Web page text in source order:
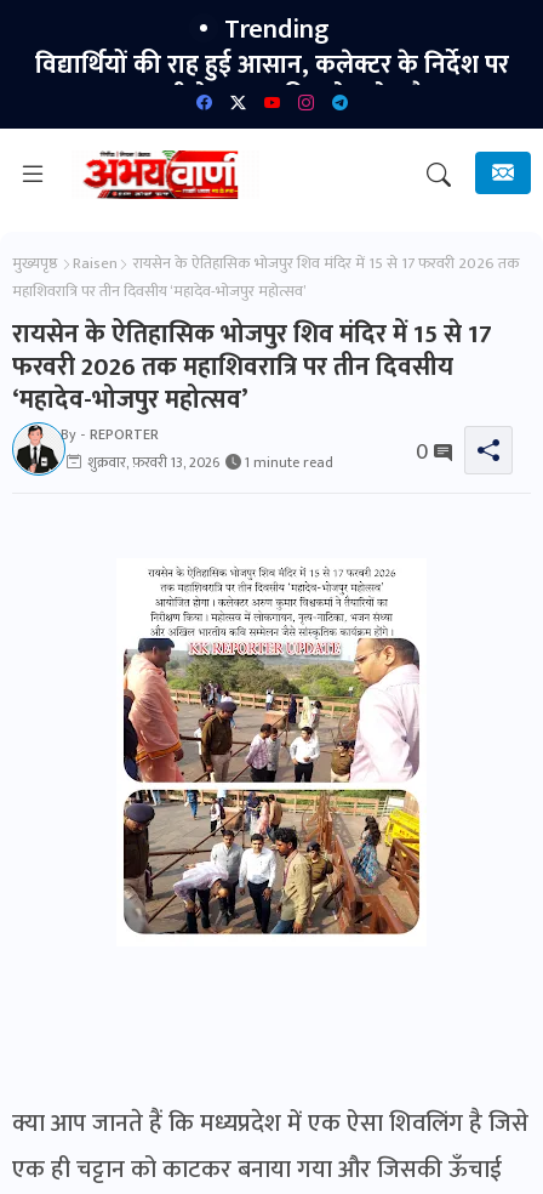
Trending
विद्यार्थियों की राह हुई आसान, कलेक्टर के निर्देश पर
बुदबुदा-नदीटोला पुल की एप्रोच रोड तैयार।
कलेक्टर एवं बैंक प्रशासक कुमार सत्यम से जिला सहकारी
बैंक अधिकारियों की सौजन्य भेंट।
मुख्यपृष्ठ Raisen रायसेन के ऐतिहासिक भोजपुर शिव मंदिर में 15 से 17 फरवरी 2026 तक
महाशिवरात्रि पर तीन दिवसीय ‘महादेव-भोजपुर महोत्सव’
रायसेन के ऐतिहासिक भोजपुर शिव मंदिर में 15 से 17
फरवरी 2026 तक महाशिवरात्रि पर तीन दिवसीय
‘महादेव-भोजपुर महोत्सव’
By - REPORTER
शुक्रवार, फ़रवरी 13, 2026
1 minute read 0
क्या आप जानते हैं कि मध्यप्रदेश में एक ऐसा शिवलिंग है जिसे
एक ही चट्टान को काटकर बनाया गया और जिसकी ऊँचाई